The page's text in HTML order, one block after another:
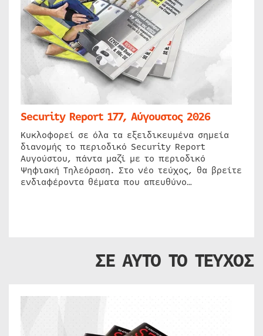
Security Report 177, Αύγουστος 2026
Κυκλοφορεί σε όλα τα εξειδικευμένα σημεία
διανομής το περιοδικό Security Report
Αυγούστου, πάντα μαζί με το περιοδικό
Ψηφιακή Τηλεόραση. Στο νέο τεύχος, θα βρείτε
ενδιαφέροντα θέματα που απευθύνο…
ΣΕ ΑΥΤΟ ΤΟ ΤΕΥΧΟΣ